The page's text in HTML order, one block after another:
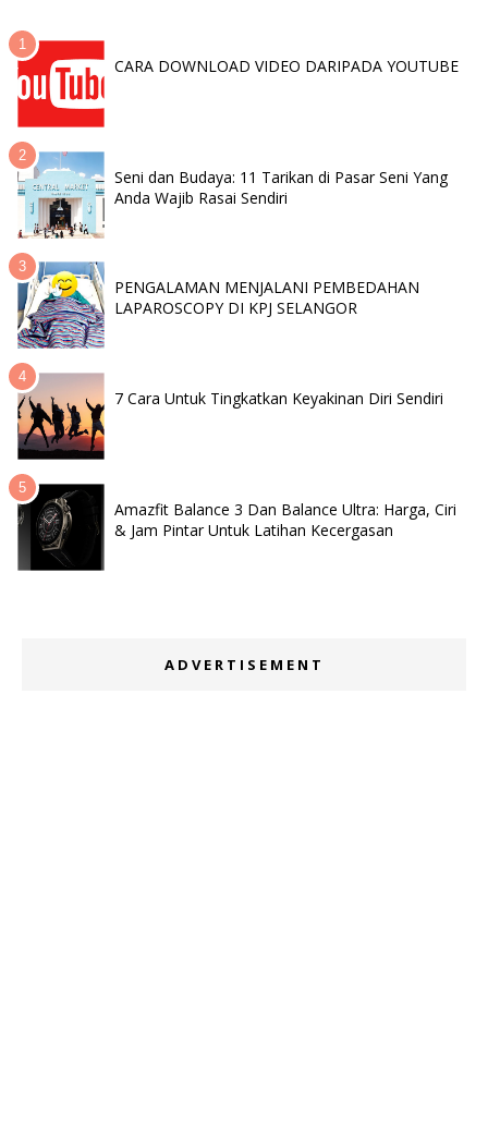
CARA DOWNLOAD VIDEO DARIPADA YOUTUBE
Seni dan Budaya: 11 Tarikan di Pasar Seni Yang
Anda Wajib Rasai Sendiri
PENGALAMAN MENJALANI PEMBEDAHAN
LAPAROSCOPY DI KPJ SELANGOR
7 Cara Untuk Tingkatkan Keyakinan Diri Sendiri
Amazfit Balance 3 Dan Balance Ultra: Harga, Ciri
& Jam Pintar Untuk Latihan Kecergasan
ADVERTISEMENT